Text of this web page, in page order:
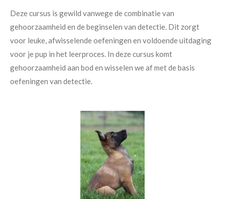
Deze cursus is gewild vanwege de combinatie van
gehoorzaamheid en de beginselen van detectie. Dit zorgt
voor leuke, afwisselende oefeningen en voldoende uitdaging
voor je pup in het leerproces. In deze cursus komt
gehoorzaamheid aan bod en wisselen we af met de basis
oefeningen van detectie.